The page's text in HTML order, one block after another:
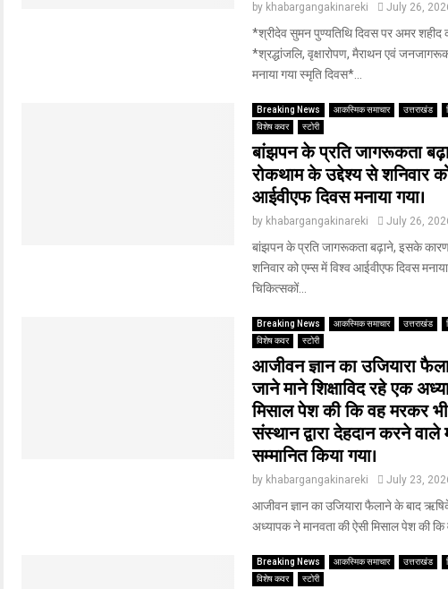
by khabargangakinareki July 26,
*श्रीदेव सुमन पुण्यतिथि दिवस पर अमर शहीद
‎*श्रद्धांजलि, वृक्षारोपण, मैराथन एवं
मनाया गया स्मृति दिवस*...
Breaking News आकस्मिक समाचार उत्तराखंड
विशेष कवर
स्टोरी
बांझपन के प्रति जागरूकता
रोकथाम के उद्देश्य से शनिवार
आईवीएफ दिवस मनाया गया।
by khabargangakinareki July 26,
बांझपन के प्रति जागरूकता बढ़ाने, इसके
शनिवार को एम्स में विश्व आईवीएफ दिवस
चिकित्सकों...
Breaking News आकस्मिक समाचार उत्तराखंड
विशेष कवर
स्टोरी
आजीवन ज्ञान का उजियारा
जाने माने शिक्षाविद रहे एक
मिसाल पेश की कि वह मरकर
संस्थान द्वारा देहदान करने
सम्मानित किया गया।
by khabargangakinareki July 23,
आजीवन ज्ञान का उजियारा फैलाने के बाद
अध्यापक ने मानवता की ऐसी मिसाल पेश की कि
Breaking News आकस्मिक समाचार उत्तराखंड
विशेष कवर
स्टोरी